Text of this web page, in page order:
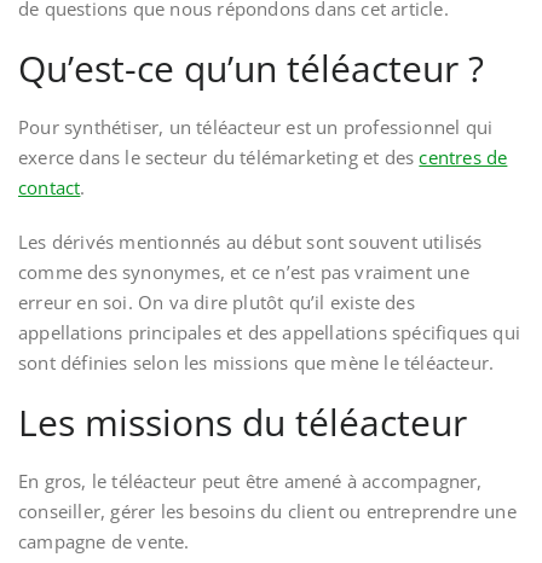
de questions que nous répondons dans cet article.
Qu’est-ce qu’un téléacteur ?
Pour synthétiser, un téléacteur est un professionnel qui
exerce dans le secteur du télémarketing et descentres de
contact.
Les dérivés mentionnés au début sont souvent utilisés
comme des synonymes, et ce n’est pas vraiment une
erreur en soi. On va dire plutôt qu’il existe des
appellations principales et des appellations spécifiques qui
sont définies selon les missions que mène le téléacteur.
Les missions du téléacteur
En gros, le téléacteur peut être amené à accompagner,
conseiller, gérer les besoins du client ou entreprendre une
campagne de vente.